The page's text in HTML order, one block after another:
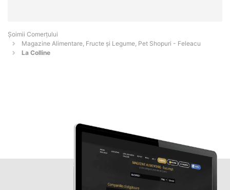
Șoimii Comerțului
Magazine Alimentare, Fructe și Legume, Pet Shopuri - Feleacu
La Colline